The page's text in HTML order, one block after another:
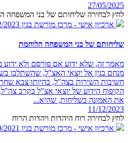
27/05/2025
לחץ לבחירה שליחותם של בני המשפחה
ארכיון אישי - מרכז מורשת בגין 2023
שליחותם של בני המשפחה הלוחמת
מאמר זה, שלא ידוע אם פורסם ולא ידוע
מנחם בגין אל יוצאי האצ"ל, שהשתלבו
חשיבות השירות בצה"ל, בהיותו צבא
הקיפוח הידוע של יוצאי אצ"ל בקרב
את האמונה בשליחות, שהיא...
11/12/2023
לחץ לבחירה רוח היהדות ויהדות הרוח
ארכיון אישי - מרכז מורשת בגין 2021